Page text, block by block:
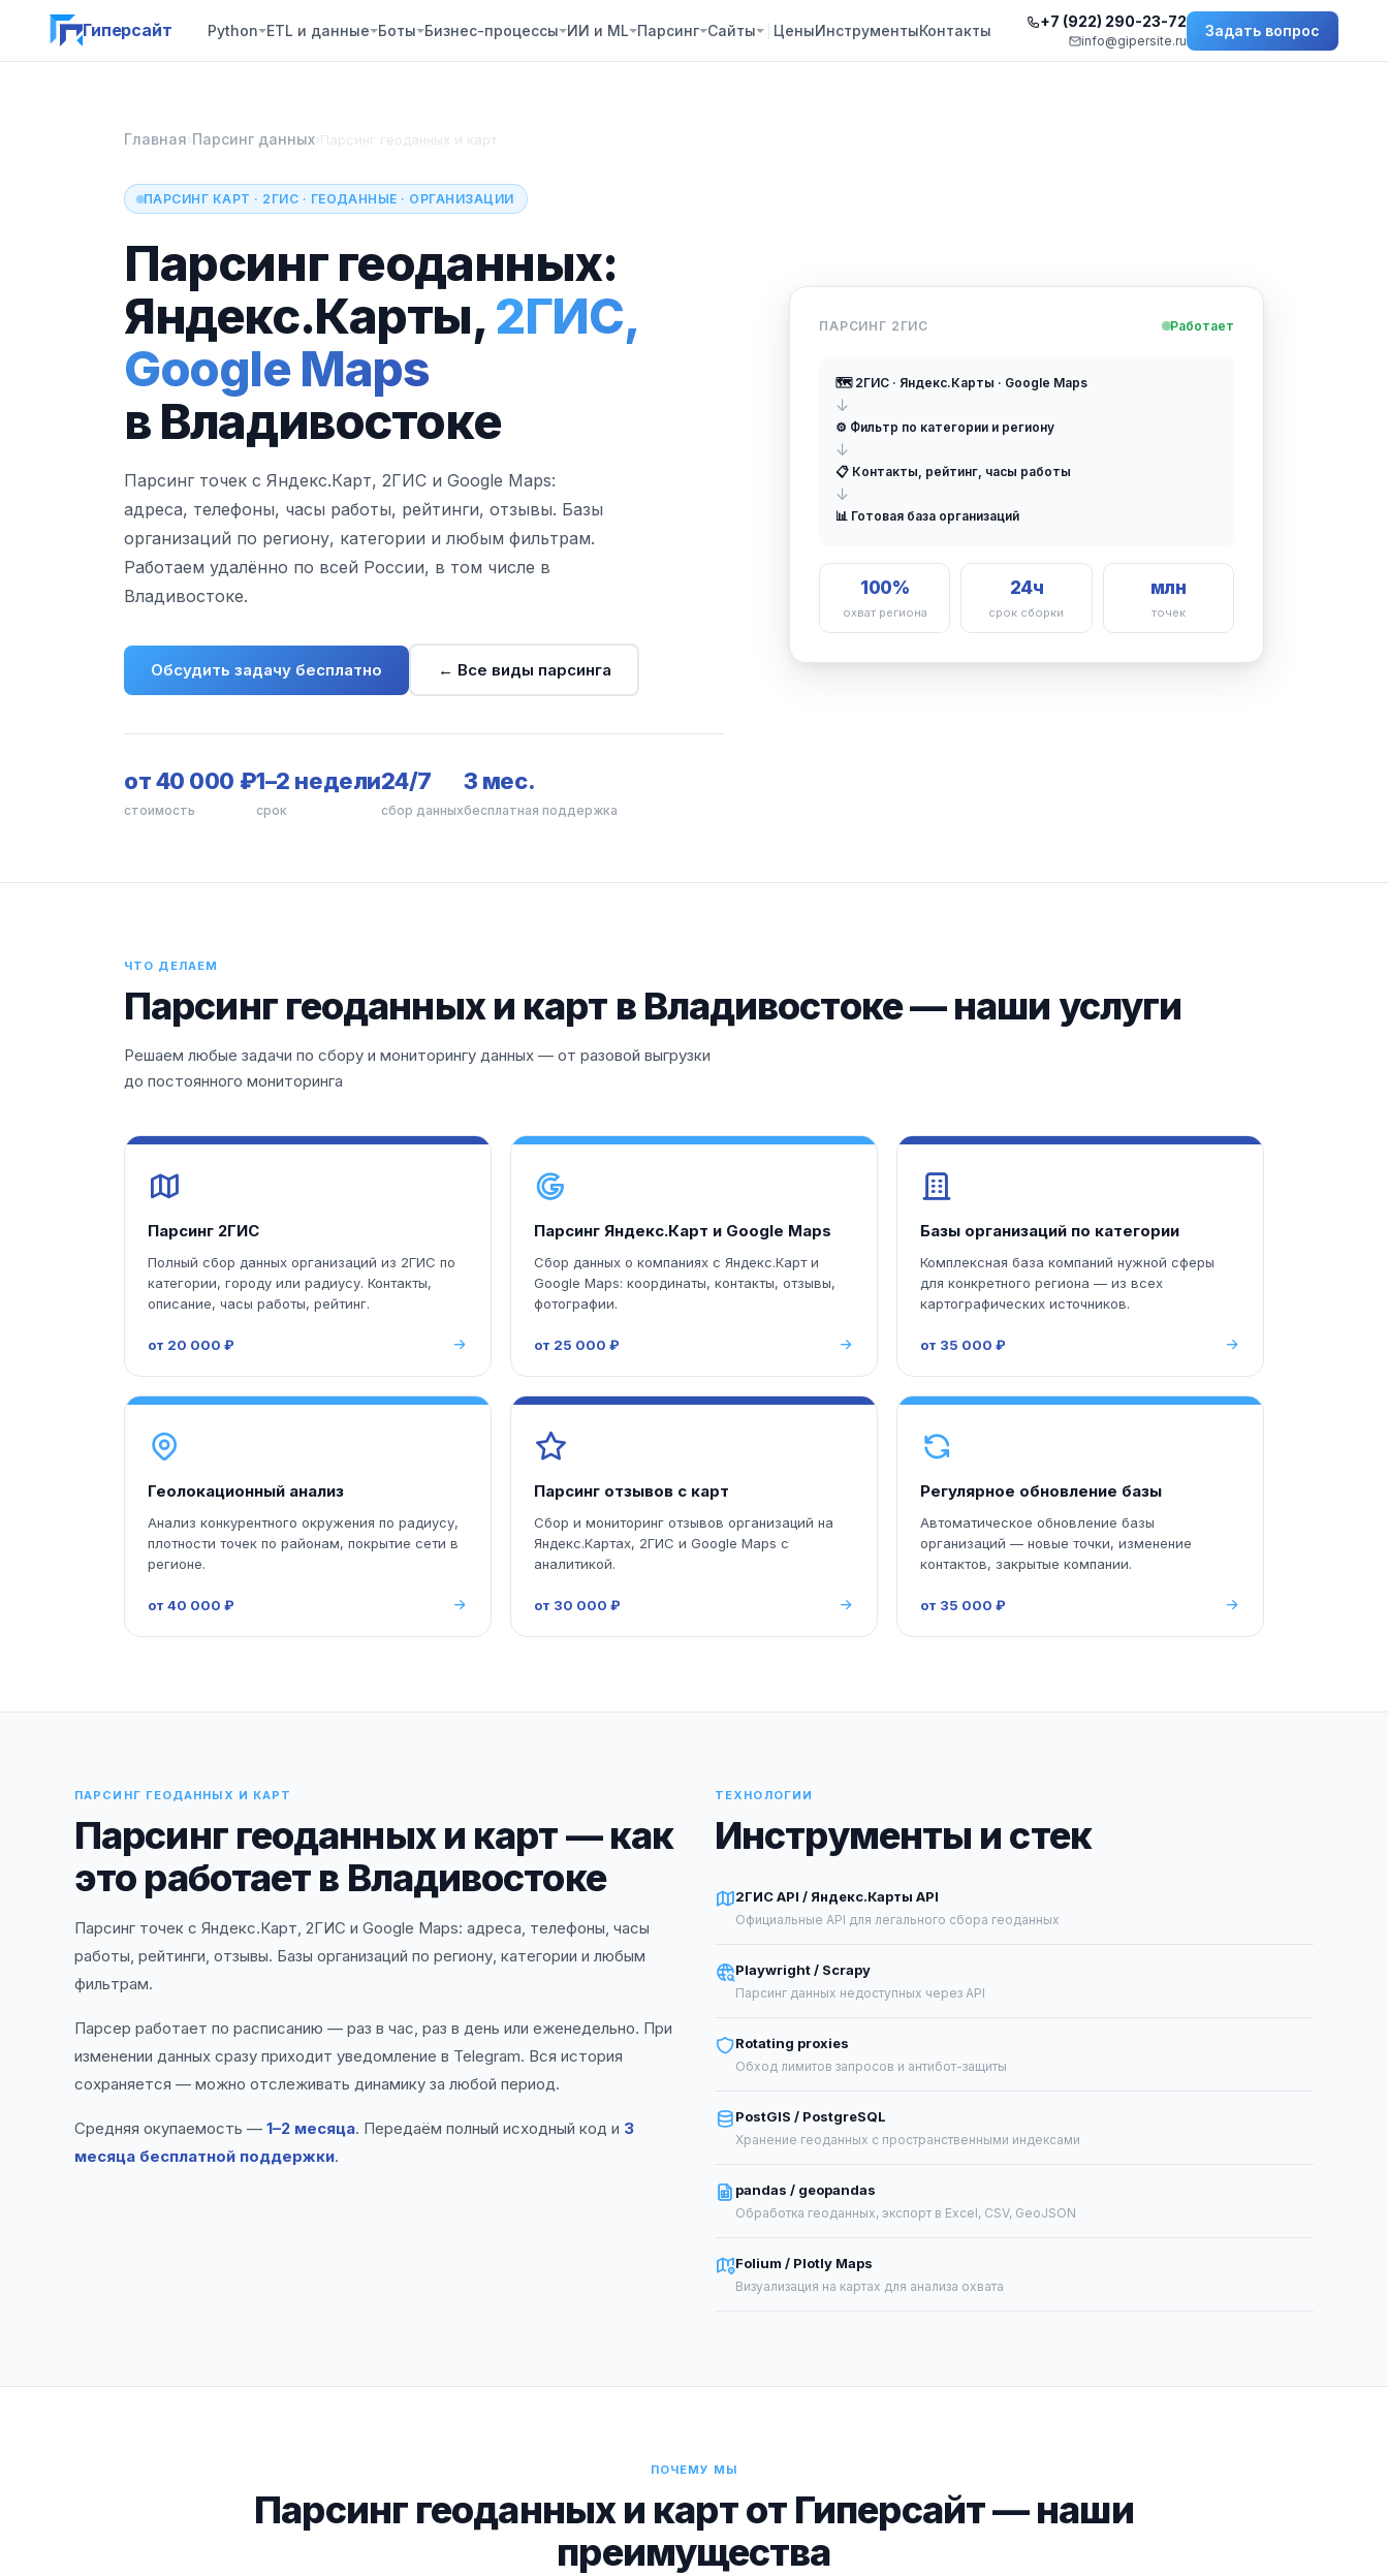
Гиперсайт Python ETL и данные Боты Бизнес-процессы ИИ и ML Парсинг Сайты ЦеныИнструментыКонтакты +7 (922) 290-23-72
info@gipersite.ru
Задать вопрос
Главная›Парсинг данных›Парсинг геоданных и карт
ПАРСИНГ КАРТ · 2ГИС · ГЕОДАННЫЕ · ОРГАНИЗАЦИИ
Парсинг геоданных:
Яндекс.Карты,2ГИС,
Google Maps
в Владивостоке
Парсинг точек с Яндекс.Карт, 2ГИС и Google Maps:
адреса, телефоны, часы работы, рейтинги, отзывы. Базы
организаций по региону, категории и любым фильтрам.
Работаем удалённо по всей России, в том числе в
Владивостоке.
Обсудить задачу бесплатно ← Все виды парсинга
от 40 000 ₽
стоимость
1–2 недели
срок
24/7
сбор данных
3 мес.
бесплатная поддержка
ПАРСИНГ 2ГИС Работает
🗺️ 2ГИС · Яндекс.Карты · Google Maps
↓
⚙️ Фильтр по категории и региону
↓
📋 Контакты, рейтинг, часы работы
↓
📊 Готовая база организаций
100%
охват региона
24ч
срок сборки
млн
точек
ЧТО ДЕЛАЕМ
Парсинг геоданных и карт в Владивостоке — наши услуги
Решаем любые задачи по сбору и мониторингу данных — от разовой выгрузки
до постоянного мониторинга
Парсинг 2ГИС
Полный сбор данных организаций из 2ГИС по
категории, городу или радиусу. Контакты,
описание, часы работы, рейтинг.
от 20 000 ₽
Парсинг Яндекс.Карт и Google Maps
Сбор данных о компаниях с Яндекс.Карт и
Google Maps: координаты, контакты, отзывы,
фотографии.
от 25 000 ₽
Базы организаций по категории
Комплексная база компаний нужной сферы
для конкретного региона — из всех
картографических источников.
от 35 000 ₽
Геолокационный анализ
Анализ конкурентного окружения по радиусу,
плотности точек по районам, покрытие сети в
регионе.
от 40 000 ₽
Парсинг отзывов с карт
Сбор и мониторинг отзывов организаций на
Яндекс.Картах, 2ГИС и Google Maps с
аналитикой.
от 30 000 ₽
Регулярное обновление базы
Автоматическое обновление базы
организаций — новые точки, изменение
контактов, закрытые компании.
от 35 000 ₽
ПАРСИНГ ГЕОДАННЫХ И КАРТ
Парсинг геоданных и карт — как
это работает в Владивостоке
Парсинг точек с Яндекс.Карт, 2ГИС и Google Maps: адреса, телефоны, часы
работы, рейтинги, отзывы. Базы организаций по региону, категории и любым
фильтрам.
Парсер работает по расписанию — раз в час, раз в день или еженедельно. При
изменении данных сразу приходит уведомление в Telegram. Вся история
сохраняется — можно отслеживать динамику за любой период.
Средняя окупаемость — 1–2 месяца. Передаём полный исходный код и 3
месяца бесплатной поддержки.
ТЕХНОЛОГИИ
Инструменты и стек
2ГИС API / Яндекс.Карты API
Официальные API для легального сбора геоданных
Playwright / Scrapy
Парсинг данных недоступных через API
Rotating proxies
Обход лимитов запросов и антибот-защиты
PostGIS / PostgreSQL
Хранение геоданных с пространственными индексами
pandas / geopandas
Обработка геоданных, экспорт в Excel, CSV, GeoJSON
Folium / Plotly Maps
Визуализация на картах для анализа охвата
ПОЧЕМУ МЫ
Парсинг геоданных и карт от Гиперсайт — наши
преимущества